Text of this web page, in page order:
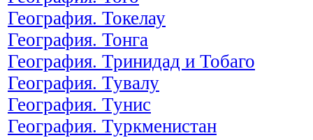
География. Токелау
География. Тонга
География. Тринидад и Тобаго
География. Тувалу
География. Тунис
География. Туркменистан